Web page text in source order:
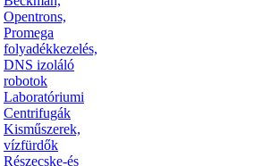
Opentrons,
Promega
folyadékkezelés,
DNS izoláló
robotok
Laboratóriumi
Centrifugák
Kisműszerek,
vízfürdők
Részecske-és